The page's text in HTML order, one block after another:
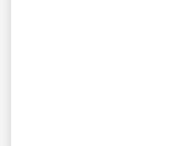
pustulose
Dans ces cas le
impérativement être
D’autres effets
Fréquent (chez moins
sur 10, mais chez